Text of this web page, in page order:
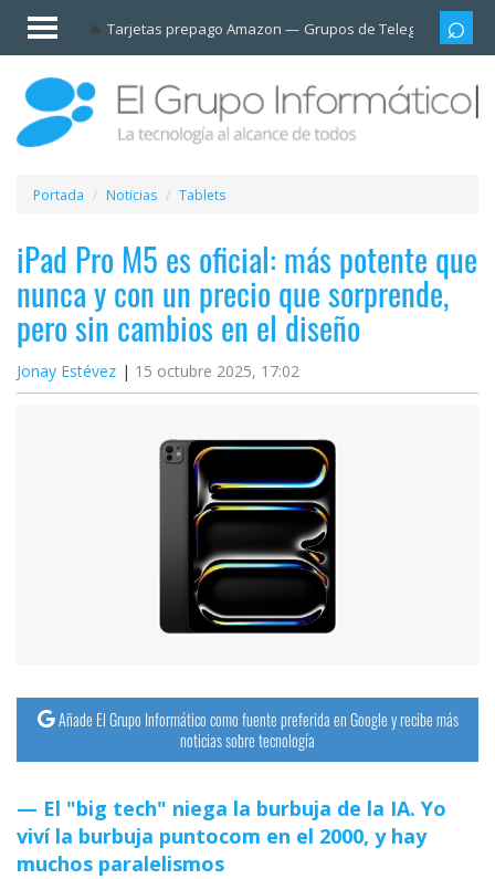
Tarjetas prepago Amazon Grupos de Telegram
Invitado
Iniciar
sesión /
Registrarse
Esenciales
Móviles
Ofertas
Apps
Redes
Tutoriales
Ciberseguridad
Sistemas
operativos
Portada Noticias Tablets
iPad Pro M5 es oficial: más potente que
nunca y con un precio que sorprende,
pero sin cambios en el diseño
Jonay Estévez 15 octubre 2025, 17:02
Añade El Grupo Informático como fuente preferida en Google y recibe más
noticias sobre tecnología
El "big tech" niega la burbuja de la IA. Yo
viví la burbuja puntocom en el 2000, y hay
muchos paralelismos